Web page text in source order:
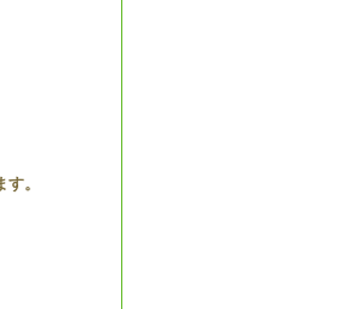
。